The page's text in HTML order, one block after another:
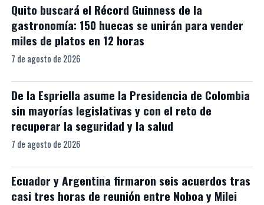
Quito buscará el Récord Guinness de la
gastronomía: 150 huecas se unirán para vender
miles de platos en 12 horas
7 de agosto de 2026
De la Espriella asume la Presidencia de Colombia
sin mayorías legislativas y con el reto de
recuperar la seguridad y la salud
7 de agosto de 2026
Ecuador y Argentina firmaron seis acuerdos tras
casi tres horas de reunión entre Noboa y Milei